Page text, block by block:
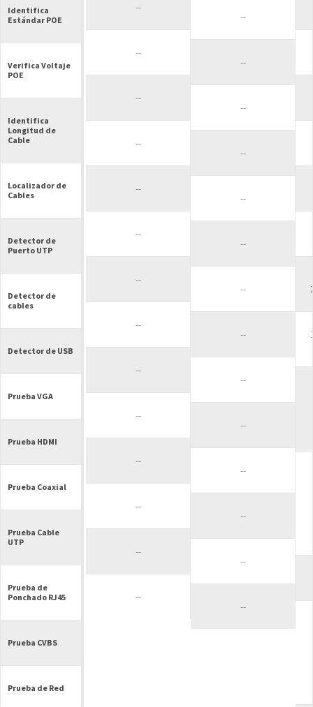
Identifica
Estándar POE
Verifica Voltaje
POE
Identifica
Longitud de
Cable
Localizador de
Cables
Detector de
Puerto UTP
Detector de
cables
Detector de USB
Prueba VGA
Prueba HDMI
Prueba Coaxial
Prueba Cable
UTP
Prueba de
Ponchado RJ45
Prueba CVBS
Prueba de Red
--
--
--
--
--
--
--
--
--
--
--
--
--
--
--
--
--
--
--
--
--
--
--
--
--
--
--
--